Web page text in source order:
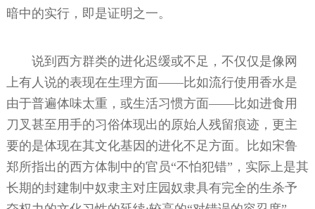
暗中的实行，即是证明之一。
说到西方群类的进化迟缓或不足，不仅仅是像网
上有人说的表现在生理方面——比如流行使用香水是
由于普遍体味太重，或生活习惯方面——比如进食用
刀叉甚至用手的习俗体现出的原始人残留痕迹，更主
要的是体现在其文化基因的进化不足方面。比如宋鲁
郑所指出的西方体制中的官员“不怕犯错”，实际上是其
长期的封建制中奴隶主对庄园奴隶具有完全的生杀予